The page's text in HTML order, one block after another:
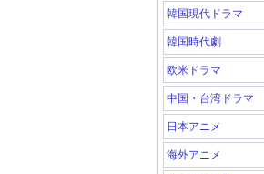
韓国現代ドラマ
韓国時代劇
欧米ドラマ
中国・台湾ドラマ
日本アニメ
海外アニメ